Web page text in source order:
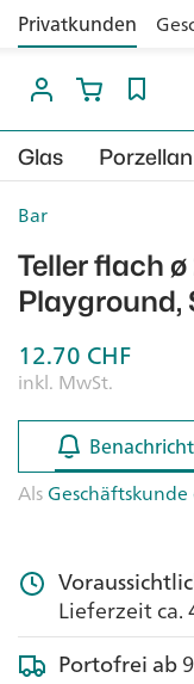
Privatkunden
Glas Porzellan
Bar
Teller flach ø
Playground,
12.70 CHF
inkl. MwSt.
Als
Lieferzeit ca.
Portofrei ab